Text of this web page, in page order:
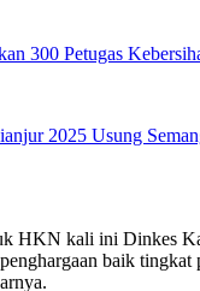
300 Petugas
2025 Usung
HKN kali ini Dinkes
baik